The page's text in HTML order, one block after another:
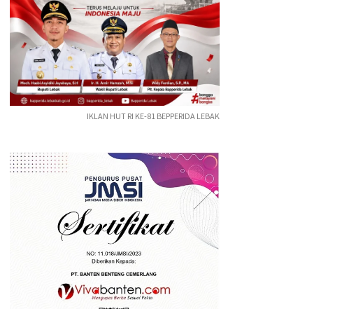
IKLAN HUT RI KE-81 BEPPERIDA LEBAK